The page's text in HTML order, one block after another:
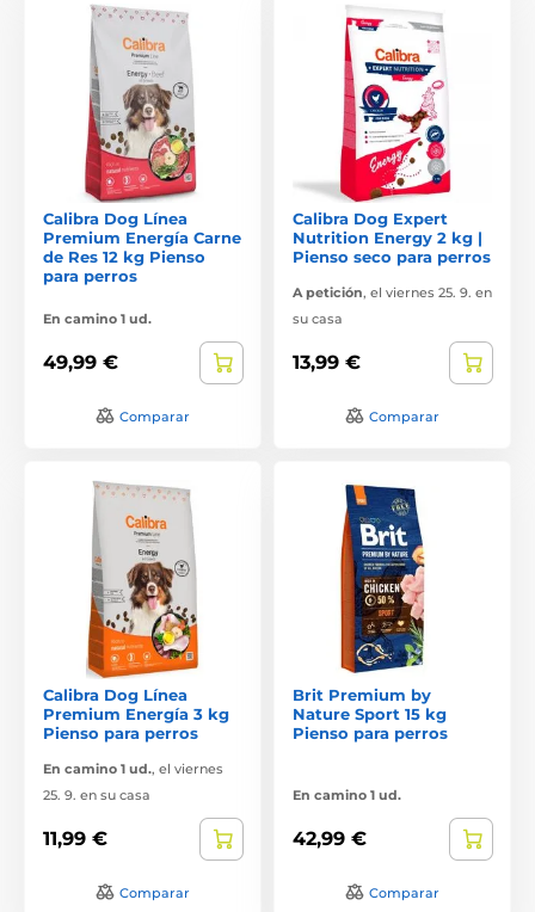
Calibra Dog Línea
Premium Energía Carne
de Res 12 kg Pienso
para perros
En camino 1 ud.
49,99 €
Comparar
Calibra Dog Expert
Nutrition Energy 2 kg |
Pienso seco para perros
A petición, el viernes 25. 9. en
su casa
13,99 €
Comparar
Calibra Dog Línea
Premium Energía 3 kg
Pienso para perros
En camino 1 ud., el viernes
25. 9. en su casa
11,99 €
Comparar
Brit Premium by
Nature Sport 15 kg
Pienso para perros
En camino 1 ud.
42,99 €
Comparar